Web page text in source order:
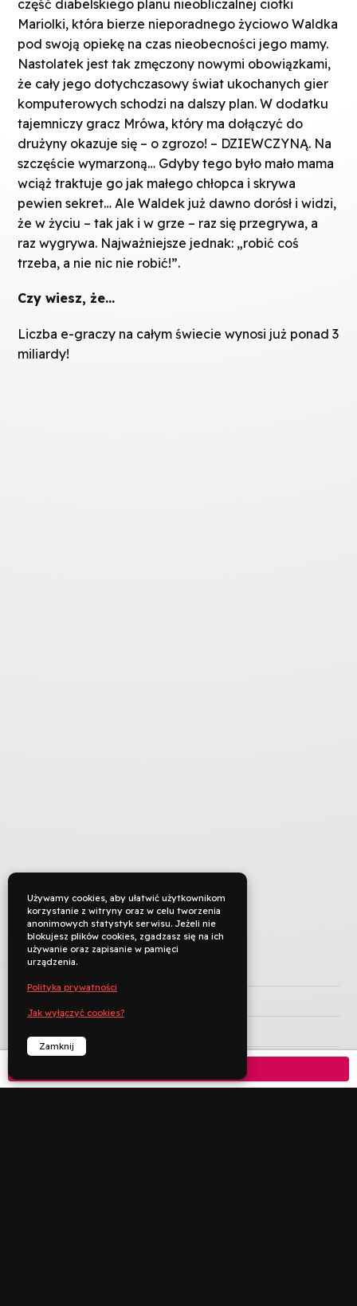
część diabelskiego planu nieobliczalnej ciotki
Mariolki, która bierze nieporadnego życiowo Waldka
pod swoją opiekę na czas nieobecności jego mamy.
Nastolatek jest tak zmęczony nowymi obowiązkami,
że cały jego dotychczasowy świat ukochanych gier
komputerowych schodzi na dalszy plan. W dodatku
tajemniczy gracz Mrówa, który ma dołączyć do
drużyny okazuje się – o zgrozo! – DZIEWCZYNĄ. Na
szczęście wymarzoną… Gdyby tego było mało mama
wciąż traktuje go jak małego chłopca i skrywa
pewien sekret… Ale Waldek już dawno dorósł i widzi,
że w życiu – tak jak i w grze – raz się przegrywa, a
raz wygrywa. Najważniejsze jednak: „robić coś
trzeba, a nie nic nie robić!”.
Czy wiesz, że…
Liczba e-graczy na całym świecie wynosi już ponad 3
miliardy!
TYTUŁ ORYGINALNY
Używamy cookies, aby ułatwić użytkownikom
korzystanie z witryny oraz w celu tworzenia
anonimowych statystyk serwisu. Jeżeli nie
blokujesz plików cookies, zgadzasz się na ich
używanie oraz zapisanie w pamięci
urządzenia.
Polityka prywatności
Jak wyłączyć cookies?
Zamknij